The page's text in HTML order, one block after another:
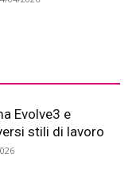
Evolve3 e
stili di lavoro